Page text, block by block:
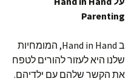
Parenting
ב Hand in Hand, המומחיות
שלנו היא לעזור להורים לטפח
את הקשר שלהם עם ילדיהם.